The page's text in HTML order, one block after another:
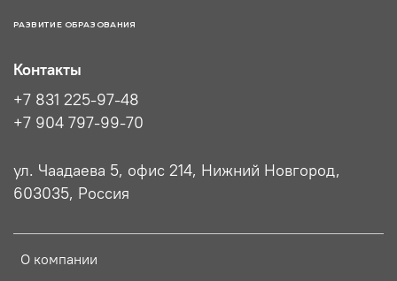
РАЗВИТИЕ ОБРАЗОВАНИЯ
О компании
Контакты
+7 831 225-97-48
+7 904 797-99-70
ул. Чаадаева 5, офис 214, Нижний Новгород,
603035, Россия